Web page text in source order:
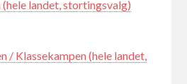
landet, stortingsvalg)
/ Klassekampen (hele landet,